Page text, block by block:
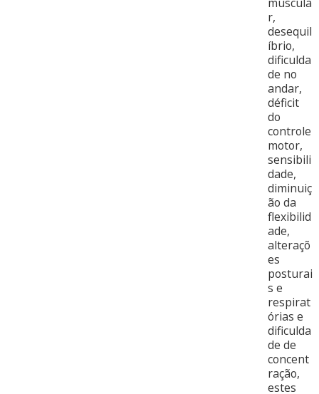
r,
desequil
íbrio,
dificulda
de no
andar,
déficit
do
controle
motor,
sensibili
dade,
diminuiç
ão da
flexibilid
ade,
alteraçõ
es
posturai
s e
respirat
órias e
dificulda
de de
concent
ração,
estes